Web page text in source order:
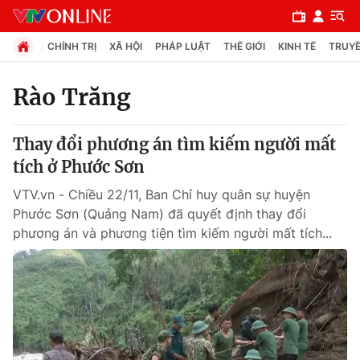
Chuyên mục
Chính trị
Xã hội
Pháp luật
Y tế
Thế giới
CHÍNH TRỊ XÃ HỘI PHÁP LUẬT THẾ GIỚI KINH TẾ
Rào Trăng
Thay đổi phương án tìm kiếm người mất
tích ở Phước Sơn
VTV.vn - Chiều 22/11, Ban Chỉ huy quân sự huyện
Phước Sơn (Quảng Nam) đã quyết định thay đổi
phương án và phương tiện tìm kiếm người mất tích...